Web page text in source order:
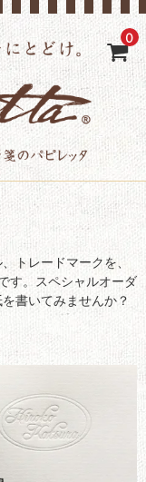
0
トレードマークを、
す。スペシャルオーダ
書いてみませんか？